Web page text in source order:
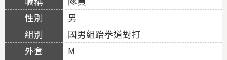
男
國男組跆拳道對打
M